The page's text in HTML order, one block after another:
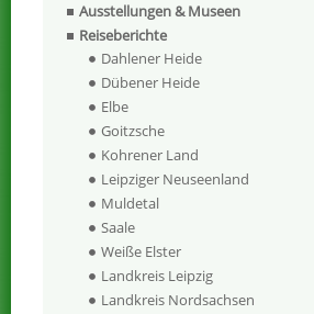
Ausstellungen & Museen
Reiseberichte
Dahlener Heide
Dübener Heide
Elbe
Goitzsche
Kohrener Land
Leipziger Neuseenland
Muldetal
Saale
Weiße Elster
Landkreis Leipzig
Landkreis Nordsachsen